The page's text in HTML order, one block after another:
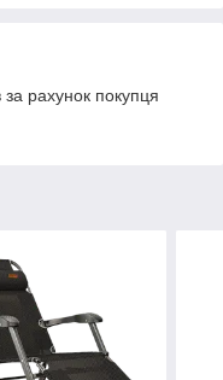
рахунок покупця